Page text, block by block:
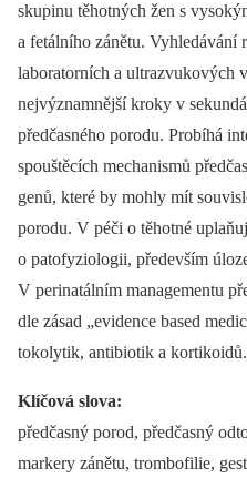
skupinu těhotných žen s
a fetálního zánětu.
laboratorních a ultrazvukových
nejvýznamnější kroky v
předčasného porodu. Probíhá
spouštěcích mechanismů
genů, které by mohly mít
porodu. V péči o těhotné
o patofyziologii, především
V perinatálním managementu
dle zásad „evidence based
tokolytik, antibiotik a kortikoidů.
Klíčová slova:
předčasný porod, předčasný
markery zánětu, trombofilie,